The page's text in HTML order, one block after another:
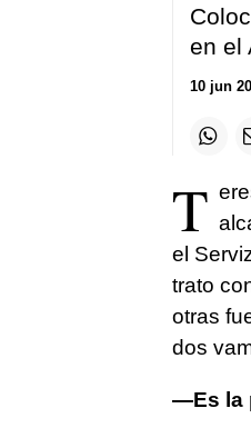
en el
10 jun
T
el
trato
otras
dos
—Es la